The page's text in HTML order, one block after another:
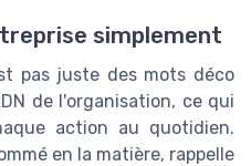
simplement
pas juste des mots déco
de l'organisation, ce qui
action au quotidien.
en la matière, rappelle